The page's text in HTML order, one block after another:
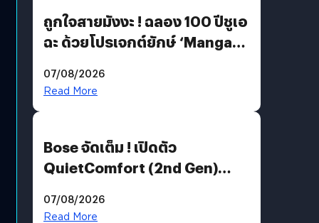
ถูกใจสายมังงะ ! ฉลอง 100 ปีชูเอ
ฉะ ด้วยโปรเจกต์ยักษ์ ‘Manga
มีภาษาไทยด้วย
07/08/2026
Read More
Bose จัดเต็ม ! เปิดตัว
QuietComfort (2nd Gen)
07/08/2026
Read More